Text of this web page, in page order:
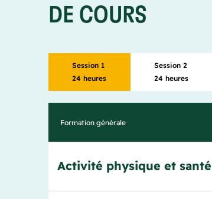
DE COURS
Session 1
24 heures
Session 2
24 heures
Formation générale
Activité physique et santé